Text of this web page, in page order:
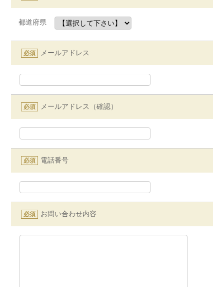
都道府県
必須 メールアドレス
必須 メールアドレス（確認）
必須 電話番号
必須 お問い合わせ内容